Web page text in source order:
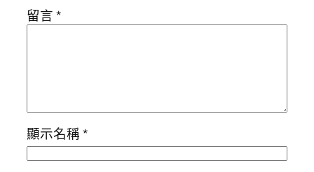
留言*
顯示名稱*